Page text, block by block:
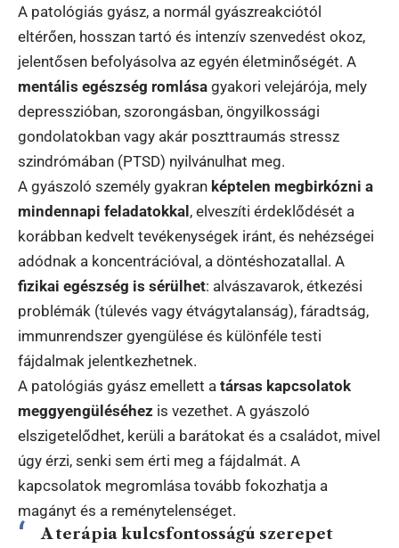
A patológiás gyász, a normál gyászreakciótól
eltérően, hosszan tartó és intenzív szenvedést okoz,
jelentősen befolyásolva az egyén életminőségét. A
mentális egészség romlása gyakori velejárója, mely
depresszióban, szorongásban, öngyilkossági
gondolatokban vagy akár poszttraumás stressz
szindrómában (PTSD) nyilvánulhat meg.
A gyászoló személy gyakran képtelen megbirkózni a
mindennapi feladatokkal , elveszíti érdeklődését a
korábban kedvelt tevékenységek iránt, és nehézségei
adódnak a koncentrációval, a döntéshozatallal. A
fizikai egészség is sérülhet: alvászavarok, étkezési
problémák (túlevés vagy étvágytalanság), fáradtság,
immunrendszer gyengülése és különféle testi
fájdalmak jelentkezhetnek.
A patológiás gyász emellett a társas kapcsolatok
meggyengüléséhez is vezethet. A gyászoló
elszigetelődhet, kerüli a barátokat és a családot, mivel
úgy érzi, senki sem érti meg a fájdalmát. A
kapcsolatok megromlása tovább fokozhatja a
magányt és a reménytelenséget.
A terápia kulcsfontosságú szerepet